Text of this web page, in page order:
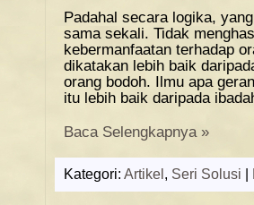
Padahal secara logika,
sama sekali. Tidak
kebermanfaatan terhadap
dikatakan lebih baik
orang bodoh. Ilmu apa
itu lebih baik daripada
Baca Selengkapnya »
Kategori: Artikel , Seri Solusi